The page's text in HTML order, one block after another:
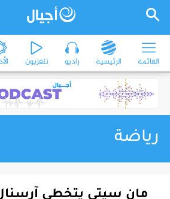
القائمة الرئيسية راديو تلفزيون
رياضة
مان سيتي يتخطى